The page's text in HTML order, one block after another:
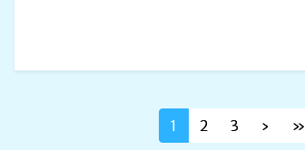
1 2 3 › »